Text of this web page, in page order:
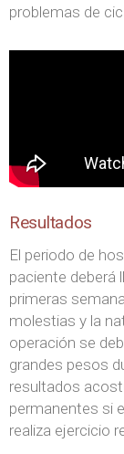
problemas de
Resultados
El periodo de
paciente deberá
primeras
molestias y la
operación se
grandes pesos
resultados
permanentes si
realiza ejercicio